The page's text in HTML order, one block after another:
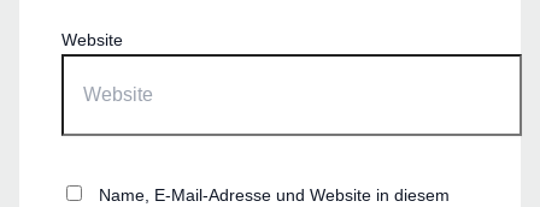
Website
Name, E-Mail-Adresse und Website in diesem